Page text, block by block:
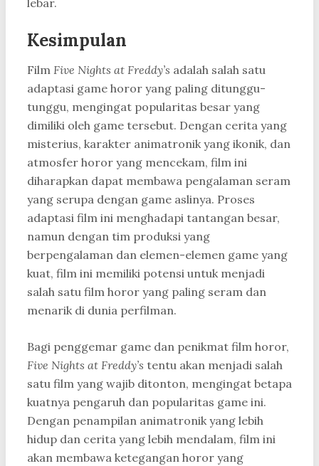
lebar.
Kesimpulan
Film Five Nights at Freddy’s adalah salah satu
adaptasi game horor yang paling ditunggu-
tunggu, mengingat popularitas besar yang
dimiliki oleh game tersebut. Dengan cerita yang
misterius, karakter animatronik yang ikonik, dan
atmosfer horor yang mencekam, film ini
diharapkan dapat membawa pengalaman seram
yang serupa dengan game aslinya. Proses
adaptasi film ini menghadapi tantangan besar,
namun dengan tim produksi yang
berpengalaman dan elemen-elemen game yang
kuat, film ini memiliki potensi untuk menjadi
salah satu film horor yang paling seram dan
menarik di dunia perfilman.
Bagi penggemar game dan penikmat film horor,
Five Nights at Freddy’s tentu akan menjadi salah
satu film yang wajib ditonton, mengingat betapa
kuatnya pengaruh dan popularitas game ini.
Dengan penampilan animatronik yang lebih
hidup dan cerita yang lebih mendalam, film ini
akan membawa ketegangan horor yang